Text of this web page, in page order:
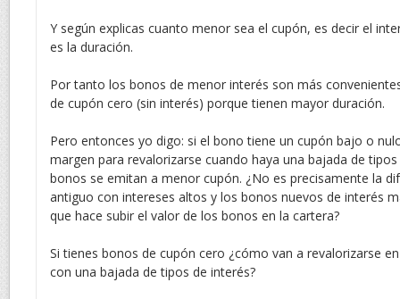
Y según explicas cuanto menor sea el cupón, es decir el
es la duración.
Por tanto los bonos de menor interés son más
de cupón cero (sin interés) porque tienen mayor duración.
Pero entonces yo digo: si el bono tiene un cupón bajo o
margen para revalorizarse cuando haya una bajada de
bonos se emitan a menor cupón. ¿No es precisamente la
antiguo con intereses altos y los bonos nuevos de interés
que hace subir el valor de los bonos en la cartera?
Si tienes bonos de cupón cero ¿cómo van a revalorizarse
con una bajada de tipos de interés?